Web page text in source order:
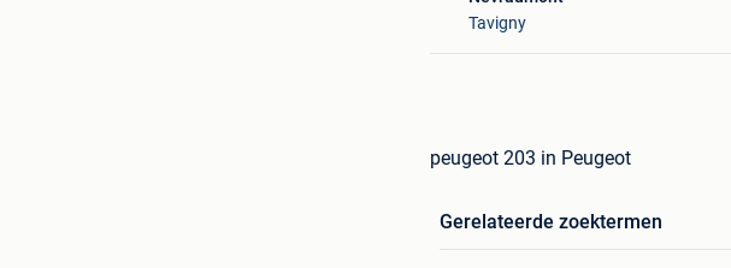
Tavigny
peugeot 203 in Peugeot
Gerelateerde zoektermen